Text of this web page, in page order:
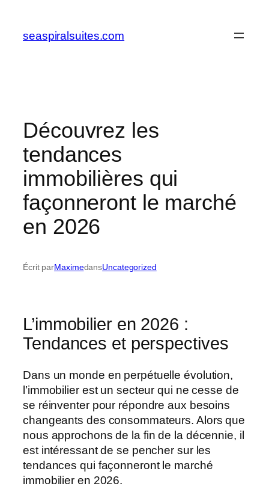
contenu
seaspiralsuites.com
Découvrez les
tendances
immobilières qui
façonneront le marché
en 2026
Écrit parMaximedansUncategorized
L’immobilier en 2026 :
Tendances et perspectives
Dans un monde en perpétuelle évolution,
l’immobilier est un secteur qui ne cesse de
se réinventer pour répondre aux besoins
changeants des consommateurs. Alors que
nous approchons de la fin de la décennie, il
est intéressant de se pencher sur les
tendances qui façonneront le marché
immobilier en 2026.